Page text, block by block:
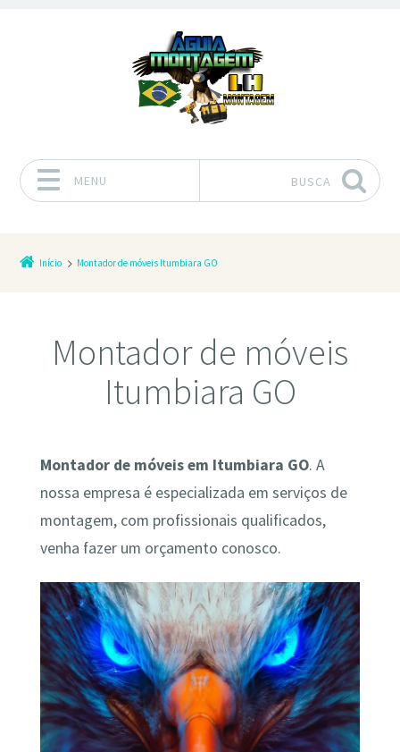
MENU BUSCA
Início Montador de móveis Itumbiara GO
Montador de móveis
Itumbiara GO
Montador de móveis em Itumbiara GO. A
nossa empresa é especializada em serviços de
montagem, com profissionais qualificados,
venha fazer um orçamento conosco.